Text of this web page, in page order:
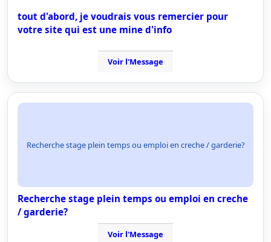
tout d'abord, je voudrais vous remercier pour
votre site qui est une mine d'info
Voir l'Message
Recherche stage plein temps ou emploi en creche / garderie?
Recherche stage plein temps ou emploi en creche
/ garderie?
Voir l'Message